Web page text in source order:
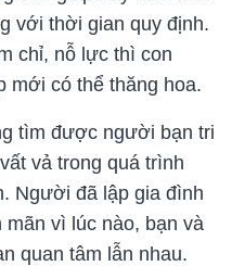
với thời gian quy định.
chỉ, nỗ lực thì con
mới có thể thăng hoa.
tìm được người bạn tri
vả trong quá trình
Người đã lập gia đình
vì lúc nào, bạn và
quan tâm lẫn nhau.